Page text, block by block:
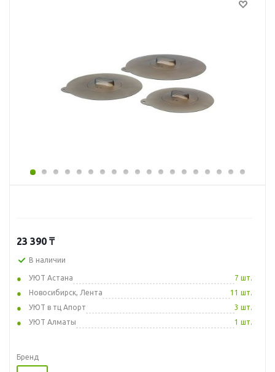
23 390 ₸
В наличии
УЮТ Астана
7 шт.
Новосибирск, Лента
11 шт.
УЮТ в тц Апорт
3 шт.
УЮТ Алматы
1 шт.
Бренд